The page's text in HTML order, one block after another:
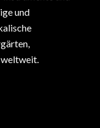
und
weltweit.